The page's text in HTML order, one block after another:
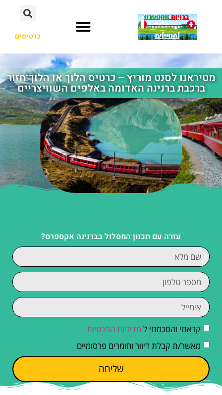
כרטיסים
מטיראנו לסנט מוריץ – כרטיס הלוך או הלוך־חזור
ברכבת ברנינה האדומה באלפים השוויצריים
עזרה עם תכנון המסלול בברנינה אקספרס?
קראתי והסכמתי ל מדיניות הפרטיות
מאשר/ת קבלת דיוור וחומרים פרסומיים
שליחה